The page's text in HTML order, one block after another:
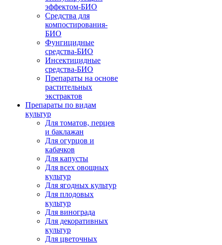
эффектом-БИО
Средства для
компостирования-
БИО
Фунгицидные
средства-БИО
Инсектицидные
средства-БИО
Препараты на основе
растительных
экстрактов
Препараты по видам
культур
Для томатов, перцев
и баклажан
Для огурцов и
кабачков
Для капусты
Для всех овощных
культур
Для ягодных культур
Для плодовых
культур
Для винограда
Для декоративных
культур
Для цветочных